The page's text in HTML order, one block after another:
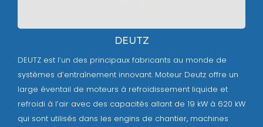
DEUTZ
DEUTZ est l’un des principaux fabricants au monde de
systèmes d’entraînement innovant. Moteur Deutz offre un
large éventail de moteurs à refroidissement liquide et
refroidi à l’air avec des capacités allant de 19 kW à 620 kW
qui sont utilisés dans les engins de chantier, machines